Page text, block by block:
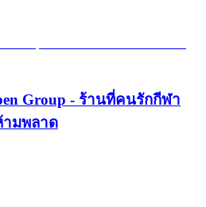
Group - ร้านที่คนรักกีฬา
ามพลาด